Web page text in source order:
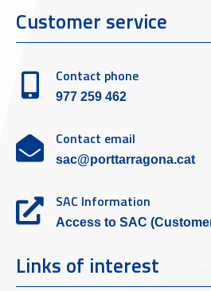
Customer service
Contact phone
977 259 462
Contact email
sac@porttarragona.cat
SAC Information
Access to SAC
Links of interest